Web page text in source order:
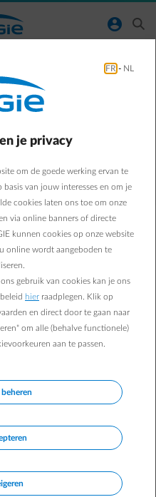
normal-account-circle search
bij ENGIE en
meer. Met wie
zijn niet inbegrepen in een
kan je hier meer informatie
met een
met mijn
FR - NL
je privacy
om de goede werking ervan te
basis van jouw interesses en om je
cookies laten ons toe om onze
via online banners of directe
kunnen cookies op onze website
online wordt aangeboden te
gebruik van cookies kan je ons
hier raadplegen. Klik op
en direct door te gaan naar
om alle (behalve functionele)
aan te passen.
beheren